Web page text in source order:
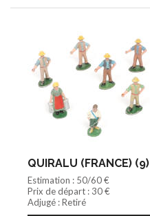
QUIRALU (FRANCE) (9)
Estimation : 50/60 €
Prix de départ : 30 €
Adjugé : Retiré